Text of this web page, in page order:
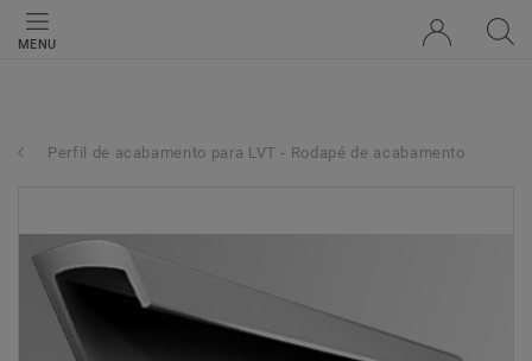
MENU
Perfil de acabamento para LVT - Rodapé de acabamento